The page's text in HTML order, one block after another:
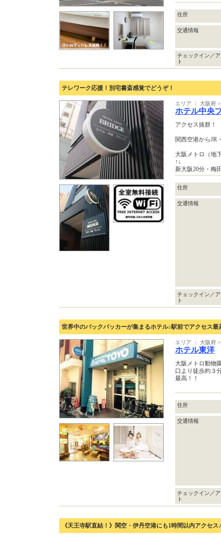
住所
交通情報
チェックイン／
ト
テレワーク応援！別宅書斎感覚でどうぞ！
エリア ： 大阪府
ホテル中央
アクセス抜群！
関西空港からJR
大阪メトロ（地
↑↓
新大阪20分・梅
住所
交通情報
チェックイン／
ト
世界中のバックパッカーが集まるホテル♪駅前でアクセス最
エリア ： 大阪府
ホテル東洋
大阪メトロ動物
口より徒歩約３
最高！！
住所
交通情報
チェックイン／
ト
《天王寺駅直結！》関空・伊丹空港にも1時間以内アクセス♪